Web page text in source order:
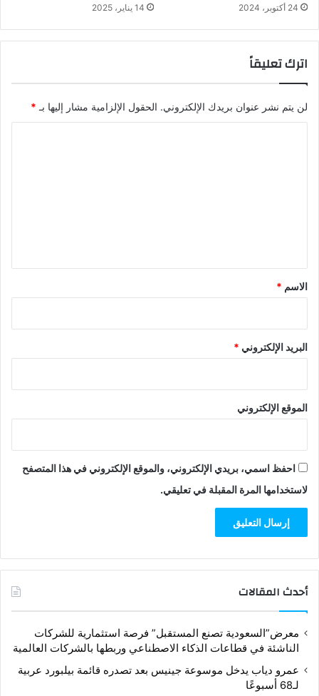
24 أكتوبر، 2024 14 يناير، 2025
اترك تعليقاً
لن يتم نشر عنوان بريدك الإلكتروني. الحقول الإلزامية مشار إليها بـ *
*
الاسم *
البريد الإلكتروني *
الموقع الإلكتروني
احفظ اسمي، بريدي الإلكتروني، والموقع الإلكتروني في هذا المتصفح
لاستخدامها المرة المقبلة في تعليقي.
أحدث المقالات
معرض”السعودية تصنع المستقبل” فرصة استثمارية للشركات
الناشئة في قطاعات الذكاء الاصطناعي وربطها بالشركات العالمية
عمرو دياب يدخل موسوعة جينيس بعد تصدره قائمة بيلبورد عربية
لـ68 أسبوعًا